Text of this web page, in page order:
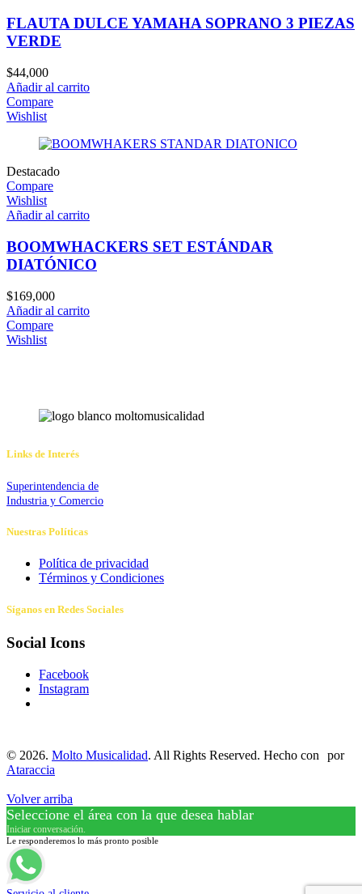
FLAUTA DULCE YAMAHA SOPRANO 3 PIEZAS
VERDE
$44,000
Añadir al carrito
Compare
Wishlist
Destacado
Compare
Wishlist
Añadir al carrito
BOOMWHACKERS SET ESTÁNDAR
DIATÓNICO
$169,000
Añadir al carrito
Compare
Wishlist
Links de Interés
Superintendencia de
Industria y Comercio
Nuestras Políticas
Política de privacidad
Términos y Condiciones
Síganos en Redes Sociales
Social Icons
Facebook
Instagram
© 2026. Molto Musicalidad. All Rights Reserved. Hecho con
por
Ataraccia
Volver arriba
Seleccione el área con la que desea hablar
Iniciar conversación.
Le responderemos lo más pronto posible